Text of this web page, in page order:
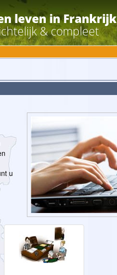
leven in Frankrijk
& compleet
u